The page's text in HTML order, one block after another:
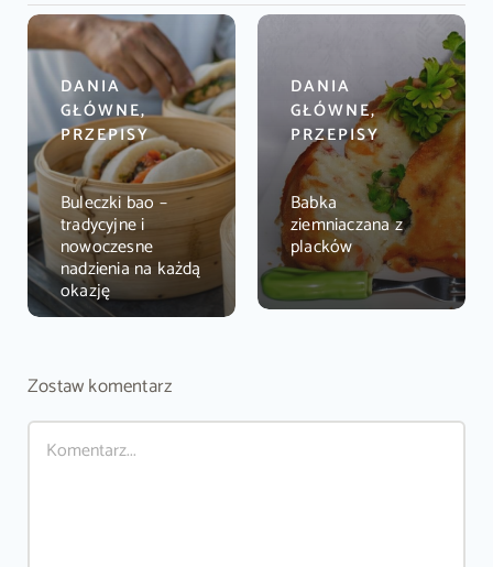
DANIA
GŁÓWNE,
PRZEPISY
Buleczki bao –
tradycyjne i
nowoczesne
nadzienia na każdą
okazję
DANIA
GŁÓWNE,
PRZEPISY
Babka
ziemniaczana z
placków
Zostaw komentarz
Comment